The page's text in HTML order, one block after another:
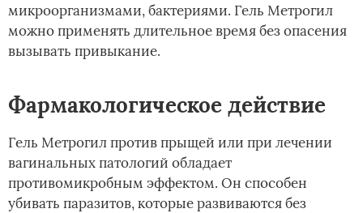
микроорганизмами, бактериями. Гель Метрогил
можно применять длительное время без опасения
вызывать привыкание.
Фармакологическое действие
Гель Метрогил против прыщей или при лечении
вагинальных патологий обладает
противомикробным эффектом. Он способен
убивать паразитов, которые развиваются без